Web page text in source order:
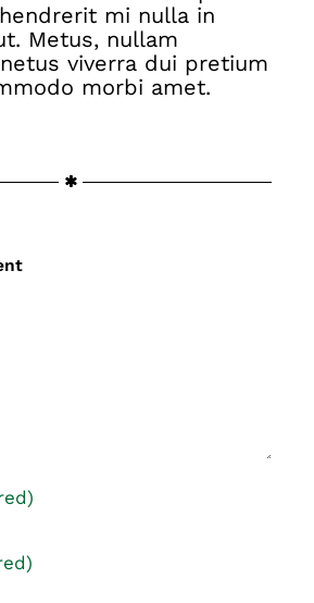
mi nulla in
Metus, nullam
viverra dui pretium
morbi amet.